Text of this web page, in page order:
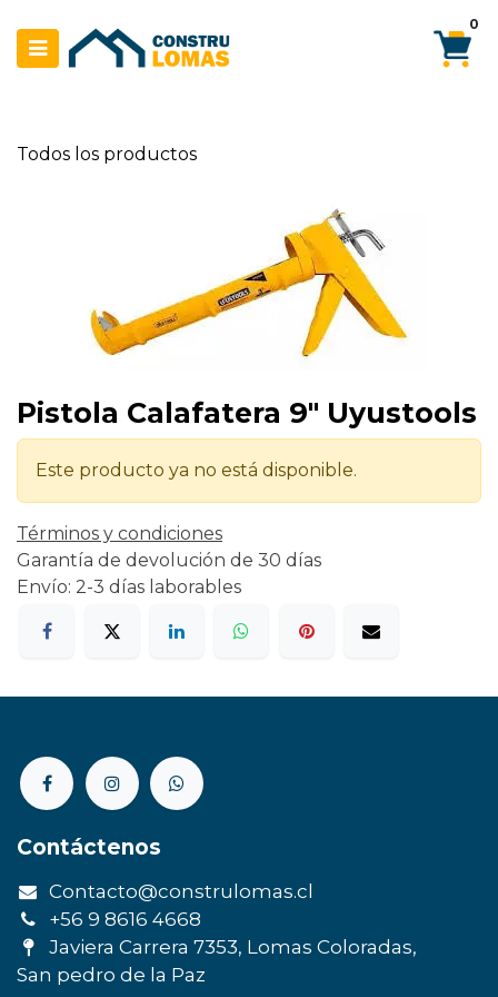
0
Todos los productos
Pistola Calafatera 9" Uyustools
Este producto ya no está disponible.
Términos y condiciones
Garantía de devolución de 30 días
Envío: 2-3 días laborables
Contáctenos
Contacto@construlomas.cl
+56 9 8616 4668
Javiera Carrera 7353, Lomas Coloradas,
San pedro de la Paz